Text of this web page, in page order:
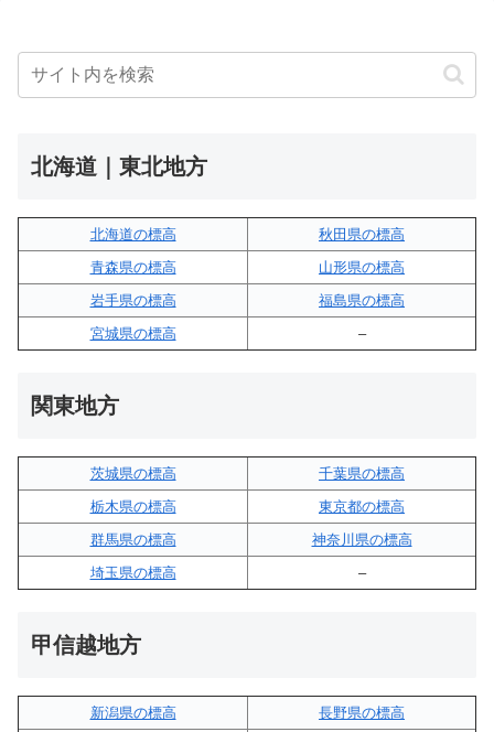
北海道｜東北地方
北海道の標高
秋田県の標高
青森県の標高
山形県の標高
岩手県の標高
福島県の標高
宮城県の標高
–
関東地方
茨城県の標高
千葉県の標高
栃木県の標高
東京都の標高
群馬県の標高
神奈川県の標高
埼玉県の標高
–
甲信越地方
新潟県の標高
長野県の標高